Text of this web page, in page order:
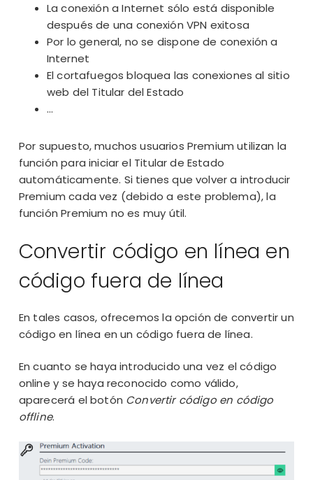
La conexión a Internet sólo está disponible
después de una conexión VPN exitosa
Por lo general, no se dispone de conexión a
Internet
El cortafuegos bloquea las conexiones al sitio
web del Titular del Estado
…
Por supuesto, muchos usuarios Premium utilizan la
función para iniciar el Titular de Estado
automáticamente. Si tienes que volver a introducir
Premium cada vez (debido a este problema), la
función Premium no es muy útil.
Convertir código en línea en
código fuera de línea
En tales casos, ofrecemos la opción de convertir un
código en línea en un código fuera de línea.
En cuanto se haya introducido una vez el código
online y se haya reconocido como válido,
aparecerá el botón Convertir código en código
offline.